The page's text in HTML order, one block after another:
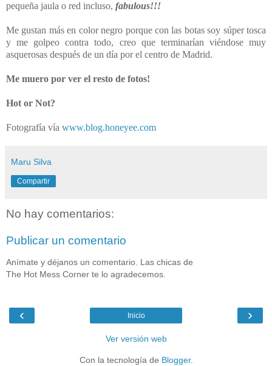
pequeña jaula o red incluso, fabulous!!!
Me gustan más en color negro porque con las botas soy súper tosca
y me golpeo contra todo, creo que terminarían viéndose muy
asquerosas después de un día por el centro de Madrid.
Me muero por ver el resto de fotos!
Hot or Not?
Fotografía vía www.blog.honeyee.com
Maru Silva
Compartir
No hay comentarios:
Publicar un comentario
Anímate y déjanos un comentario. Las chicas de
The Hot Mess Corner te lo agradecemos.
‹ ›
Inicio
Ver versión web
Con la tecnología de Blogger.